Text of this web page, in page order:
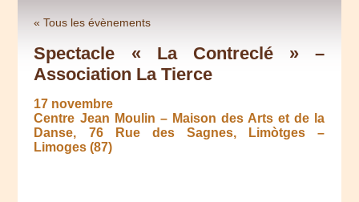
« Tous les évènements
Spectacle « La Contreclé » –
Association La Tierce
17 novembre
Centre Jean Moulin – Maison des Arts et de la
Danse, 76 Rue des Sagnes, Limòtges –
Limoges (87)